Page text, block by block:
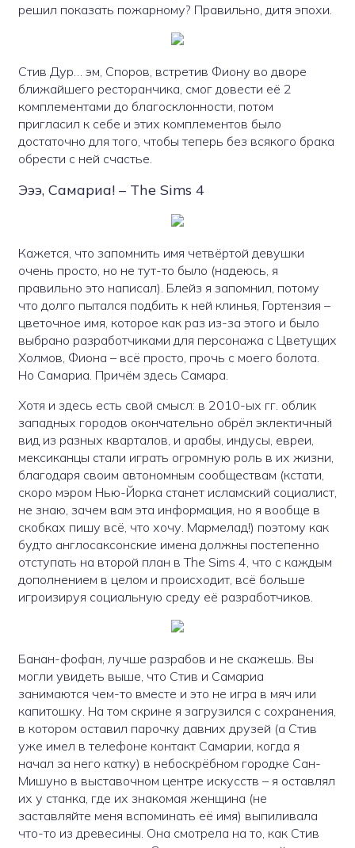
решил показать пожарному? Правильно, дитя эпохи.
Стив Дур… эм, Споров, встретив Фиону во дворе
ближайшего ресторанчика, смог довести её 2
комплементами до благосклонности, потом
пригласил к себе и этих комплементов было
достаточно для того, чтобы теперь без всякого брака
обрести с ней счастье.
Эээ, Самариа! – The Sims 4
Кажется, что запомнить имя четвёртой девушки
очень просто, но не тут-то было (надеюсь, я
правильно это написал). Блейз я запомнил, потому
что долго пытался подбить к ней клинья, Гортензия –
цветочное имя, которое как раз из-за этого и было
выбрано разработчиками для персонажа с Цветущих
Холмов, Фиона – всё просто, прочь с моего болота.
Но Самариа. Причём здесь Самара.
Хотя и здесь есть свой смысл: в 2010-ых гг. облик
западных городов окончательно обрёл эклектичный
вид из разных кварталов, и арабы, индусы, евреи,
мексиканцы стали играть огромную роль в их жизни,
благодаря своим автономным сообществам (кстати,
скоро мэром Нью-Йорка станет исламский социалист,
не знаю, зачем вам эта информация, но я вообще в
скобках пишу всё, что хочу. Мармелад!) поэтому как
будто англосаксонские имена должны постепенно
отступать на второй план в The Sims 4, что с каждым
дополнением в целом и происходит, всё больше
игроизируя социальную среду её разработчиков.
Банан-фофан, лучше разрабов и не скажешь. Вы
могли увидеть выше, что Стив и Самариа
занимаются чем-то вместе и это не игра в мяч или
капитошку. На том скрине я загрузился с сохранения,
в котором оставил парочку давних друзей (а Стив
уже имел в телефоне контакт Самарии, когда я
начал за него катку) в небоскрёбном городке Сан-
Мишуно в выставочном центре искусств – я оставлял
их у станка, где их знакомая женщина (не
заставляйте меня вспоминать её имя) выпиливала
что-то из древесины. Она смотрела на то, как Стив